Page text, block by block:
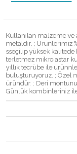
Kullanılan malzeme ve
metaldir. ; Ürünlerimiz
sseçilip yüksek kalitede
terletmez mikro astar
yıllık tecrübe ile
buluşturuyoruz. ; Özel
üründür. ; Deri
Günlük kombinleriniz